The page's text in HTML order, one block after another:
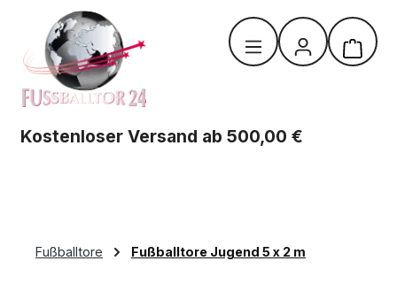
Zum Hauptinhalt springen
Kostenloser Versand ab 500,00 €
Fußballtore Fußballtore Jugend 5 x 2 m